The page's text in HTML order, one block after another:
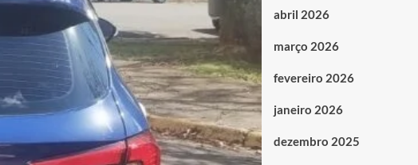
abril 2026
março 2026
fevereiro 2026
janeiro 2026
dezembro 2025